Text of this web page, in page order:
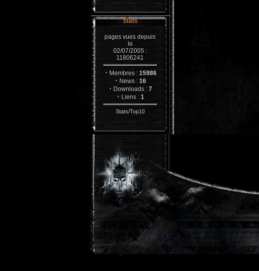
Stats
pages vues depuis
le
02/07/2005 :
11806241
· Membres : 15986
· News : 16
· Downloads : 7
· Liens : 1
Stats/Top10